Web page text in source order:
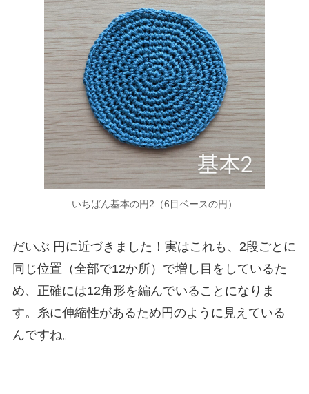
いちばん基本の円2（6目ベースの円）
だいぶ 円に近づきました！実はこれも、2段ごとに
同じ位置（全部で12か所）で増し目をしているた
め、正確には12角形を編んでいることになりま
す。糸に伸縮性があるため円のように見えている
んですね。